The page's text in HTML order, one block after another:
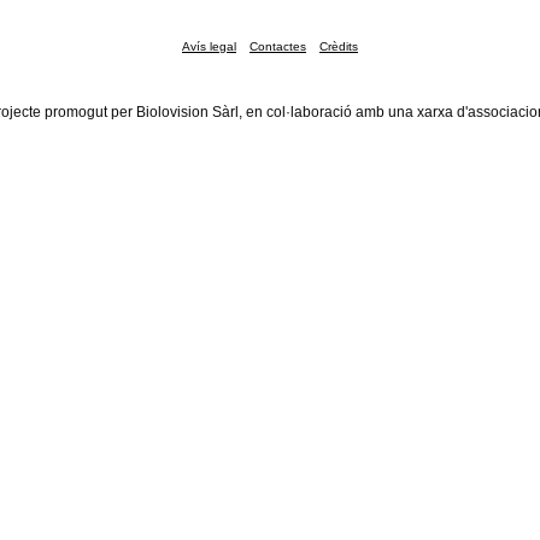
Avís legal Contactes Crèdits
promogut per Biolovision Sàrl, en col·laboració amb una xarxa